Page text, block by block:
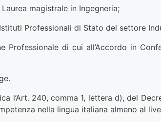
magistrale in Ingegneria;
Professionali di Stato del settore
Professionale di cui all’Accordo in
l’Art. 240, comma 1, lettera d), del
nella lingua italiana almeno al